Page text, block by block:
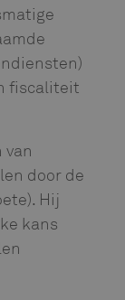
fiscaliteit
van
door de
Hij
kans